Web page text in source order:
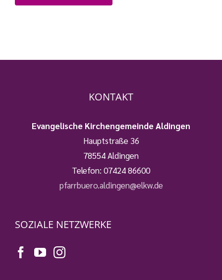
KONTAKT
Evangelische Kirchengemeinde Aldingen
Hauptstraße 36
78554 Aldingen
Telefon: 07424 86600
pfarrbuero.aldingen@elkw.de
SOZIALE NETZWERKE